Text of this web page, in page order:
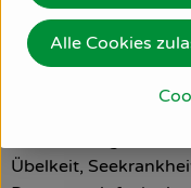
traditionell auch zur
Muskelschmerzen
Ein besonderes
Wirkung gegen
Übelkeit,
Alle Cookies